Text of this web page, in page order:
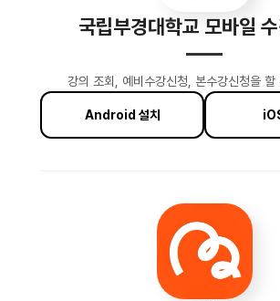
국립부경대학교 모바일
강의 조회, 예비수강신청, 본수강신청을 할
Android 설치